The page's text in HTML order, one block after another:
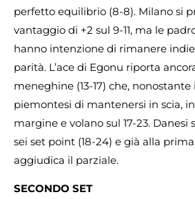
perfetto equilibrio (8-8). Milano si
vantaggio di +2 sul 9-11, ma le
hanno intenzione di rimanere
parità. L’ace di Egonu riporta
meneghine (13-17) che,
piemontesi di mantenersi in scia,
margine e volano sul 17-23.
sei set point (18-24) e già alla
aggiudica il parziale.
SECONDO SET